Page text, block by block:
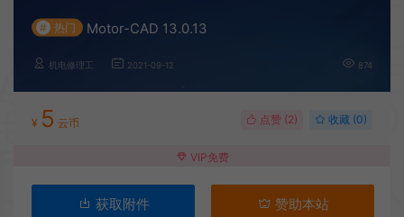
# 热门 Motor-CAD 13.0.13
机电修理工 2021-09-12 874
¥ 5 云币 点赞 (2) 收藏 (0)
VIP免费
获取附件 赞助本站